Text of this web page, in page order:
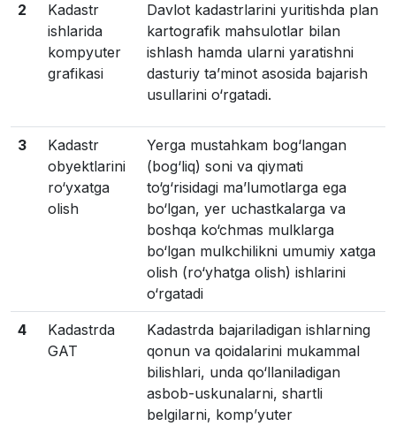
2
Kadastr
ishlarida
kompyuter
grafikasi
Davlot kadastrlarini yuritishda plan
kartografik mahsulotlar bilan
ishlash hamda ularni yaratishni
dasturiy ta’minot asosida bajarish
usullarini o‘rgatadi.
3
Kadastr
obyektlarini
ro‘yxatga
olish
Yerga mustahkam bog‘langan
(bog‘liq) soni va qiymati
to‘g‘risidagi ma’lumotlarga ega
bo‘lgan, yer uchastkalarga va
boshqa ko‘chmas mulklarga
bo‘lgan mulkchilikni umumiy xatga
olish (ro‘yhatga olish) ishlarini
o‘rgatadi
4
Kadastrda
GAT
Kadastrda bajariladigan ishlarning
qonun va qoidalarini mukammal
bilishlari, unda qo‘llaniladigan
asbob-uskunalarni, shartli
belgilarni, komp’yuter